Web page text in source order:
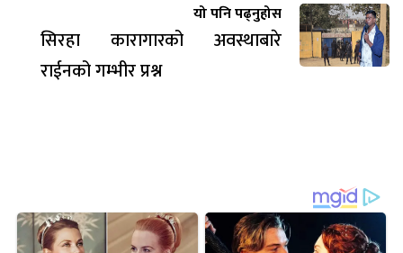
यो पनि पढ्नुहोस
सिरहा कारागारको अवस्थाबारे
राईनको गम्भीर प्रश्न